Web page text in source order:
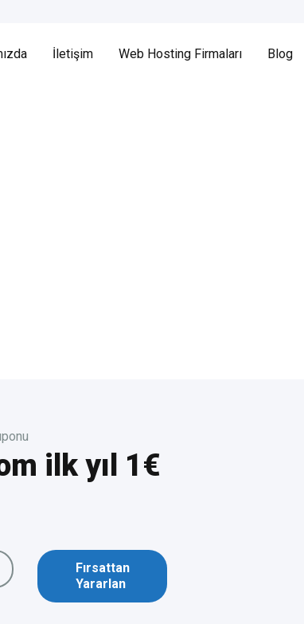
İletişim Web Hosting Firmaları Blog
ilk yıl 1€
Fırsattan
Yararlan